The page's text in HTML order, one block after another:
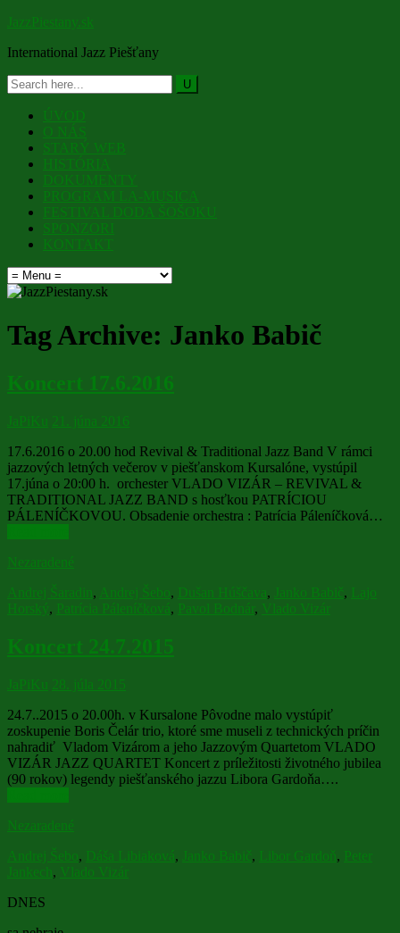
JazzPiestany.sk
International Jazz Piešťany
ÚVOD
O NÁS
STARÝ WEB
HISTÓRIA
DOKUMENTY
PROGRAM LA-MUSICA
FESTIVAL DODA ŠOŠOKU
SPONZORI
KONTAKT
Tag Archive: Janko Babič
Koncert 17.6.2016
JaPiKu 21. júna 2016
17.6.2016 o 20.00 hod Revival & Traditional Jazz Band V rámci
jazzových letných večerov v piešťanskom Kursalóne, vystúpil
17.júna o 20:00 h. orchester VLADO VIZÁR – REVIVAL &
TRADITIONAL JAZZ BAND s hosťkou PATRÍCIOU
PÁLENÍČKOVOU. Obsadenie orchestra : Patrícia Páleníčková…
Nezaradené
Andrej Šaradin, Andrej Šebo, Dušan Húščava, Janko Babič, Lajo
Horský, Patrícia Páleníčková, Pavol Bodnár, Vlado Vizár
Koncert 24.7.2015
JaPiKu 28. júla 2015
24.7..2015 o 20.00h. v Kursalone Pôvodne malo vystúpiť
zoskupenie Boris Čelár trio, ktoré sme museli z technických príčin
nahradiť Vladom Vizárom a jeho Jazzovým Quartetom VLADO
VIZÁR JAZZ QUARTET Koncert z príležitosti životného jubilea
(90 rokov) legendy piešťanského jazzu Libora Gardoňa….
Nezaradené
Andrej Šebo, Dáša Libiaková, Janko Babič, Libor Gardoň, Peter
Jankech, Vlado Vizár
DNES